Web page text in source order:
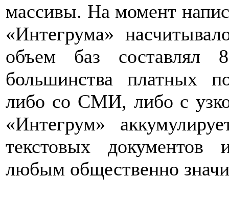
массивы. На момент
«Интегрума»
объем баз составлял
большинства платных
либо со СМИ, либо с
«Интегрум»
текстовых
любым общественно